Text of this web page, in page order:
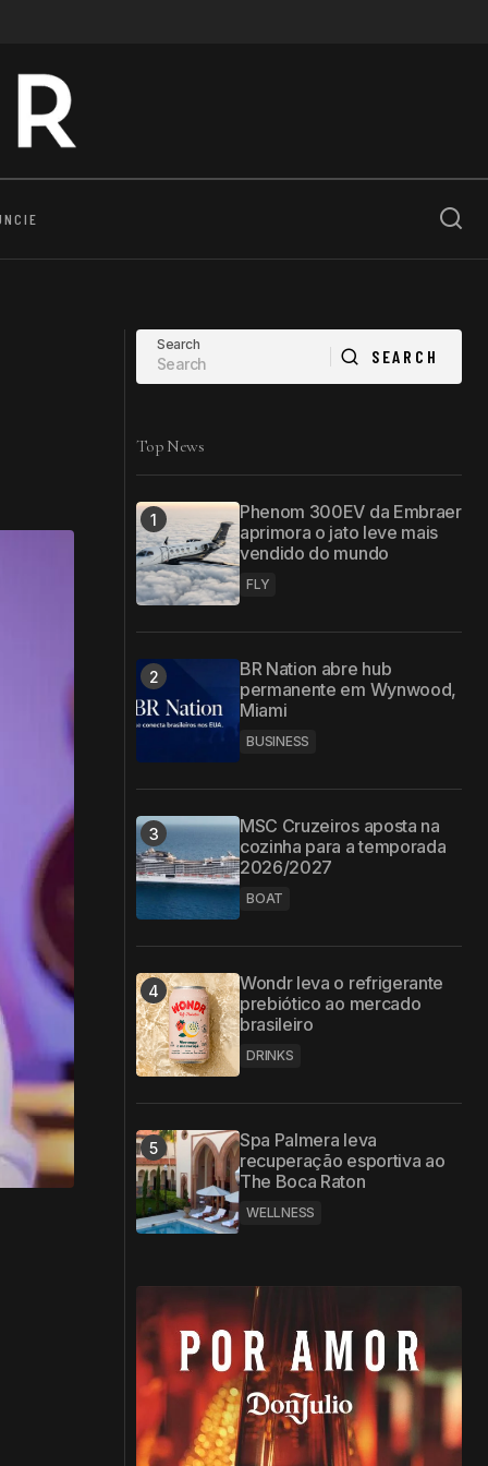
Search
SEARCH
SEARCH
Top News
Phenom 300EV da Embraer
aprimora o jato leve mais
vendido do mundo
FLY
BR Nation abre hub
permanente em Wynwood,
Miami
BUSINESS
MSC Cruzeiros aposta na
cozinha para a temporada
2026/2027
BOAT
Wondr leva o refrigerante
prebiótico ao mercado
brasileiro
DRINKS
Spa Palmera leva
recuperação esportiva ao
The Boca Raton
WELLNESS